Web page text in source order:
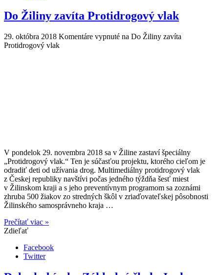
Do Žiliny zavíta Protidrogový vlak
29. októbra 2018 Komentáre vypnuté na Do Žiliny zavíta
Protidrogový vlak
V pondelok 29. novembra 2018 sa v Žiline zastaví špeciálny
„Protidrogový vlak.“ Ten je súčasťou projektu, ktorého cieľom je
odradiť deti od užívania drog. Multimediálny protidrogový vlak
z Českej republiky navštívi počas jedného týždňa šesť miest
v Žilinskom kraji a s jeho preventívnym programom sa zoznámi
zhruba 500 žiakov zo stredných škôl v zriaďovateľskej pôsobnosti
Žilinského samosprávneho kraja …
Prečítať viac »
Zdieľať
Facebook
Twitter